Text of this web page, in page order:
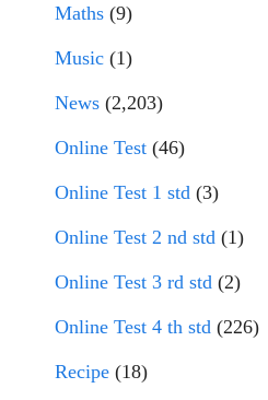
Maths (9)
Music (1)
News (2,203)
Online Test (46)
Online Test 1 std (3)
Online Test 2 nd std (1)
Online Test 3 rd std (2)
Online Test 4 th std (226)
Recipe (18)